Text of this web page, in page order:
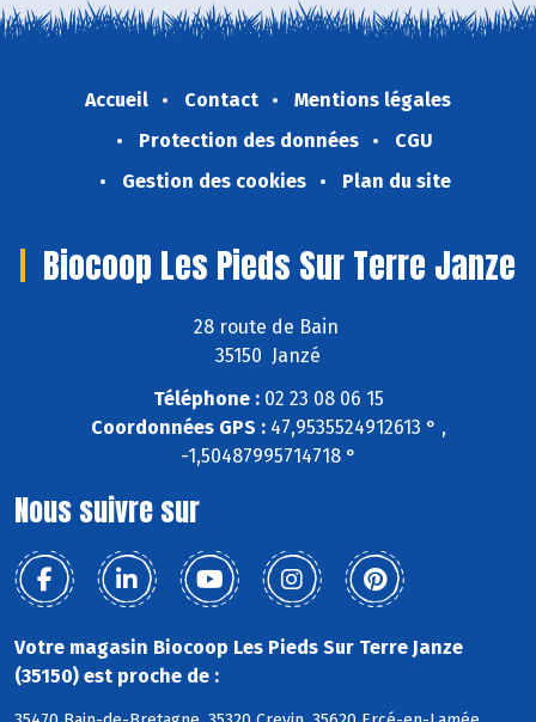
Accueil Contact
Mentions légales
Protection des données
CGU
Gestion des cookies
Plan du site
Biocoop Les Pieds Sur Terre Janze
28 route de Bain
35150 Janzé
Téléphone :02 23 08 06 15
Coordonnées GPS :47,9535524912613 ° ,
-1,50487995714718 °
Nous suivre sur
Votre magasin Biocoop Les Pieds Sur Terre Janze
(35150) est proche de :